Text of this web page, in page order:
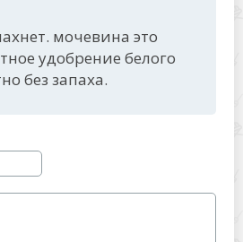
мочевина это
удобрение белого
без запаха.